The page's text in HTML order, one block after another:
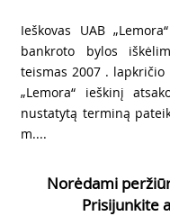
Ieškovas UAB
bankroto bylos
teismas 2007 .
„Lemora“ ieškinį
nustatytą terminą
m....
Norėdami
Prisijunkite